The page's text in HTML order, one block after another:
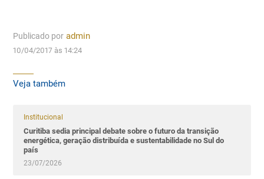
Publicado por admin
10/04/2017 às 14:24
Veja também
Institucional
Curitiba sedia principal debate sobre o futuro da transição
energética, geração distribuída e sustentabilidade no Sul do
país
23/07/2026